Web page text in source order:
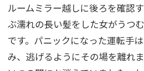
ルームミラー越しに後ろを確認
ぶ濡れの長い髪をした女がうつ
です。パニックになった運転手
み、逃げるようにその場を離れ